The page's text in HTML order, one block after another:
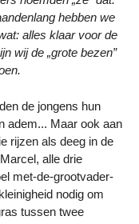
hebben we
alles klaar voor de
wij de „grote bezen”
de jongens hun
adem... Maar ook aan
rijzen als deeg in de
alle drie
met-de-grootvader-
nodig om
tussen twee